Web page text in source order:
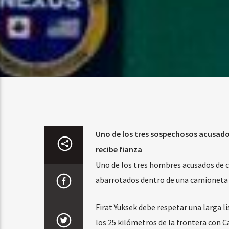
Uno de los tres sospechosos
recibe fianza
Uno de los tres hombres acusados
abarrotados dentro de una camioneta
Firat Yuksek debe respetar una larga
los 25 kilómetros de la frontera con